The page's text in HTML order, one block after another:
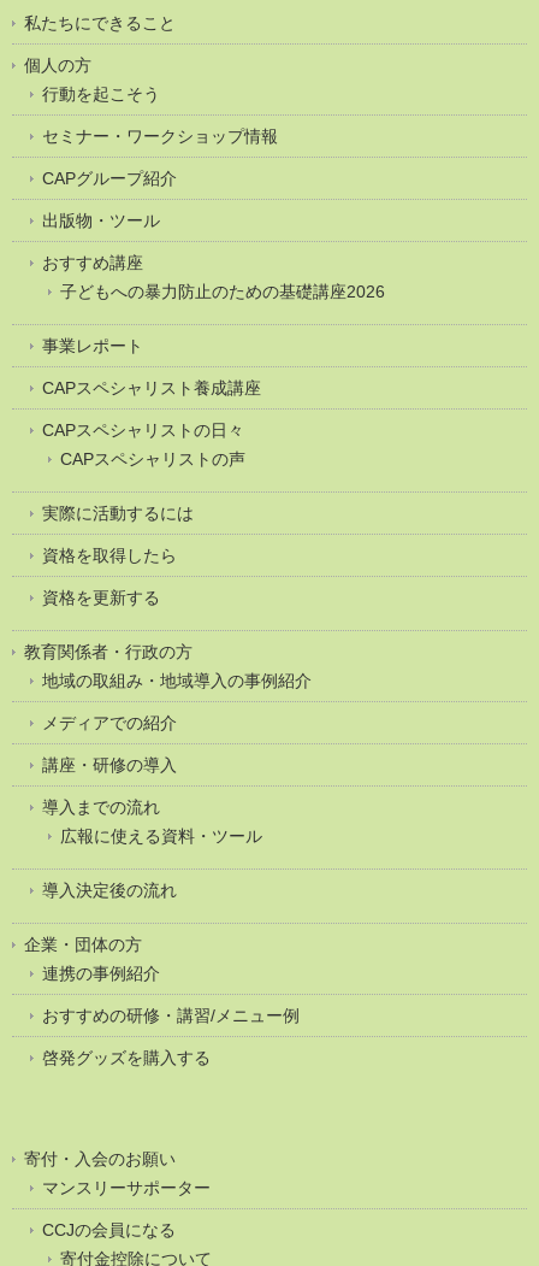
私たちにできること
個人の方
行動を起こそう
セミナー・ワークショップ情報
CAPグループ紹介
出版物・ツール
おすすめ講座
子どもへの暴力防止のための基礎講座2026
事業レポート
CAPスペシャリスト養成講座
CAPスペシャリストの日々
CAPスペシャリストの声
実際に活動するには
資格を取得したら
資格を更新する
教育関係者・行政の方
地域の取組み・地域導入の事例紹介
メディアでの紹介
講座・研修の導入
導入までの流れ
広報に使える資料・ツール
導入決定後の流れ
企業・団体の方
連携の事例紹介
おすすめの研修・講習/メニュー例
啓発グッズを購入する
寄付・入会のお願い
マンスリーサポーター
CCJの会員になる
寄付金控除について